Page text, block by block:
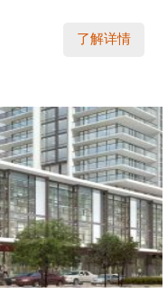
了解详情